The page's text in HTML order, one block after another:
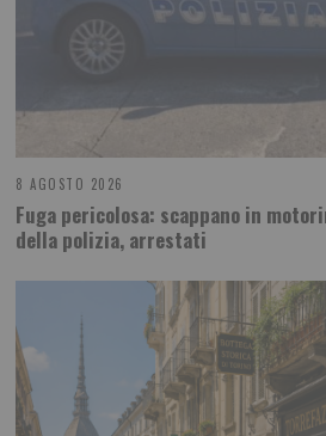
8 AGOSTO 2026
Fuga pericolosa: scappano in
della polizia, arrestati